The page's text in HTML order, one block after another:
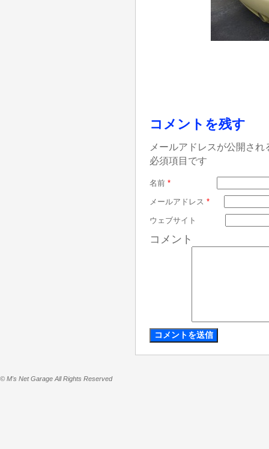
コメントを残す
メールアドレスが公開さ
必須項目です
名前 *
メールアドレス *
ウェブサイト
コメント
© M's Net Garage All Rights Reserved